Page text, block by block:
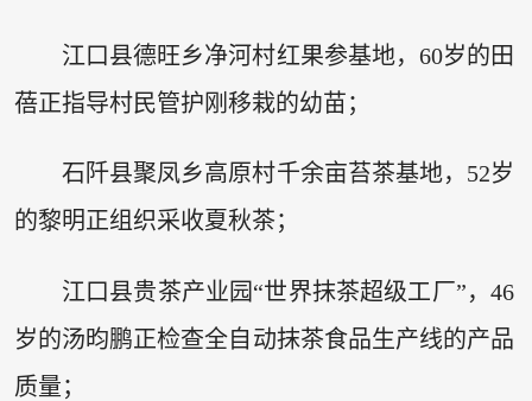
江口县德旺乡净河村红果参基地，60岁的田
蓓正指导村民管护刚移栽的幼苗；
石阡县聚凤乡高原村千余亩苔茶基地，52岁
的黎明正组织采收夏秋茶；
江口县贵茶产业园“世界抹茶超级工厂”，46
岁的汤昀鹏正检查全自动抹茶食品生产线的产品
质量；